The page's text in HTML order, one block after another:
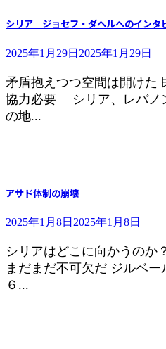
シリア ジョセフ・ダヘルへのインタ
2025年1月29日 2025年1月29日
矛盾抱えつつ空間は開けた
協力必要 シリア、レバノ
の地...
アサド体制の崩壊
2025年1月8日 2025年1月8日
シリアはどこに向かうのか
まだまだ不可欠だ ジルベ
６...